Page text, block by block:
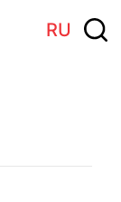
RU